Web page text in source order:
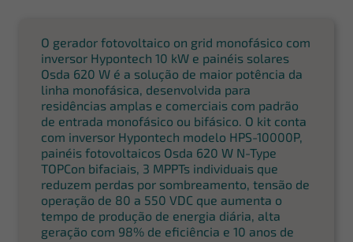
O gerador fotovoltaico on grid monofásico com
inversor Hypontech 10 kW e painéis solares
Osda 620 W é a solução de maior potência da
linha monofásica, desenvolvida para
residências amplas e comerciais com padrão
de entrada monofásico ou bifásico. O kit conta
com inversor Hypontech modelo HPS-10000P,
painéis fotovoltaicos Osda 620 W N-Type
TOPCon bifaciais, 3 MPPTs individuais que
reduzem perdas por sombreamento, tensão de
operação de 80 a 550 VDC que aumenta o
tempo de produção de energia diária, alta
geração com 98% de eficiência e 10 anos de